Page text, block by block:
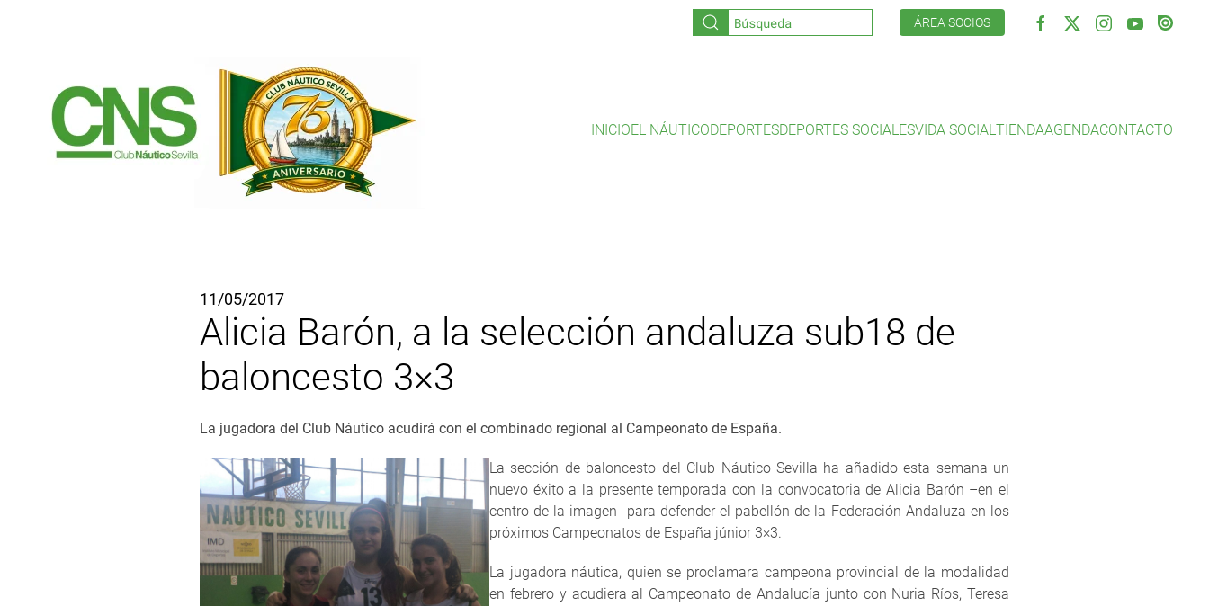
ÁREA SOCIOS
INICIOEL NÁUTICODEPORTESDEPORTES SOCIALESVIDA SOCIALTIENDAAGENDACONTACTO
11/05/2017
Alicia Barón, a la selección andaluza sub18 de
baloncesto 3×3
La jugadora del Club Náutico acudirá con el combinado regional al Campeonato de España.
La sección de baloncesto del Club Náutico Sevilla ha añadido esta semana un
nuevo éxito a la presente temporada con la convocatoria de Alicia Barón –en el
centro de la imagen- para defender el pabellón de la Federación Andaluza en los
próximos Campeonatos de España júnior 3×3.
La jugadora náutica, quien se proclamara campeona provincial de la modalidad
en febrero y acudiera al Campeonato de Andalucía junto con Nuria Ríos, Teresa